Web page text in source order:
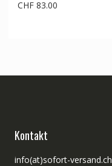
CHF83.00
Kontakt
info(at)sofort-versand.ch